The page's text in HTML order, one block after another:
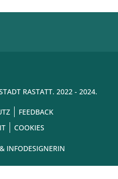
RASTATT. 2022 - 2024.
FEEDBACK
COOKIES
& INFODESIGNERIN